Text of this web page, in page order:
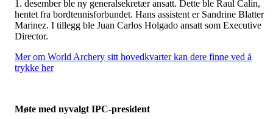
1. desember ble ny generalsekretær ansatt. Dette ble Raul Calin,
hentet fra bordtennisforbundet. Hans assistent er Sandrine Blatter
Marinez. I tillegg ble Juan Carlos Holgado ansatt som Executive
Director.
Mer om World Archery sitt hovedkvarter kan dere finne ved å
trykke her
Møte med nyvalgt IPC-president